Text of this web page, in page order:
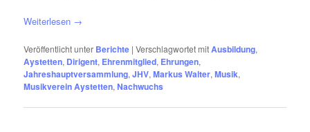
Weiterlesen →
Veröffentlicht unter Berichte |Verschlagwortet mitAusbildung,
Aystetten, Dirigent, Ehrenmitglied, Ehrungen,
Jahreshauptversammlung,JHV,Markus Walter,Musik,
Musikverein Aystetten,Nachwuchs